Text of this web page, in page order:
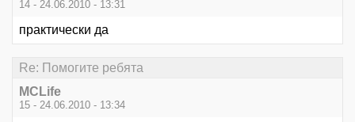
14 - 24.06.2010 - 13:31
практически да
Re: Помогите ребята
MCLife
15 - 24.06.2010 - 13:34